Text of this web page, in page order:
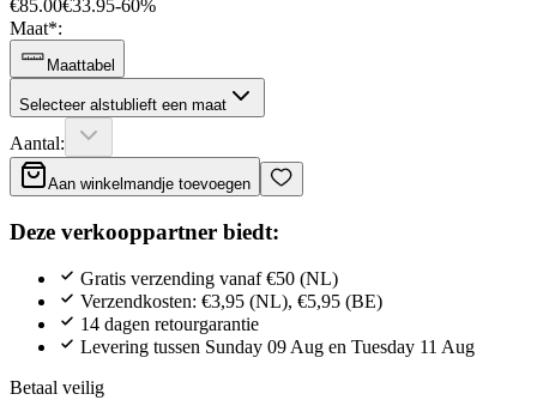
€85.00€33.95-60%
Maat*:
Maattabel
Selecteer alstublieft een maat
Aantal:
Aan winkelmandje toevoegen
Deze verkooppartner biedt:
Gratis verzending vanaf €50 (NL)
Verzendkosten: €3,95 (NL), €5,95 (BE)
14 dagen retourgarantie
Levering tussen Sunday 09 Aug en Tuesday 11 Aug
Betaal veilig